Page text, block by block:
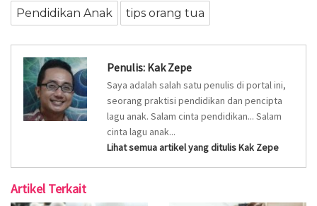
Pendidikan Anak tips orang tua
Penulis: Kak Zepe
Saya adalah salah satu penulis di portal ini,
seorang praktisi pendidikan dan pencipta
lagu anak. Salam cinta pendidikan... Salam
cinta lagu anak...
Lihat semua artikel yang ditulis Kak Zepe
Artikel Terkait